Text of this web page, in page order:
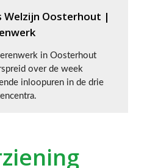
Welzijn Oosterhout |
in Oosterhout
over de week
inloopuren in de drie